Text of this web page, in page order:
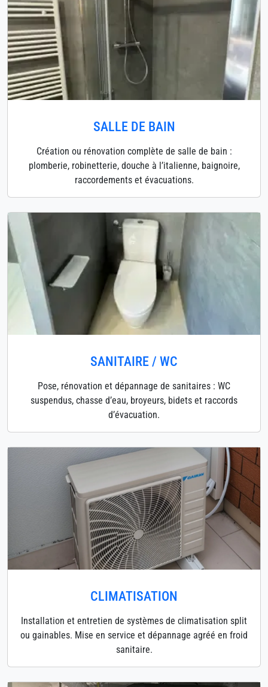
SALLE DE BAIN
Création ou rénovation complète de salle de bain :
plomberie, robinetterie, douche à l’italienne, baignoire,
raccordements et évacuations.
SANITAIRE / WC
Pose, rénovation et dépannage de sanitaires : WC
suspendus, chasse d’eau, broyeurs, bidets et raccords
d’évacuation.
CLIMATISATION
Installation et entretien de systèmes de climatisation split
ou gainables. Mise en service et dépannage agréé en froid
sanitaire.